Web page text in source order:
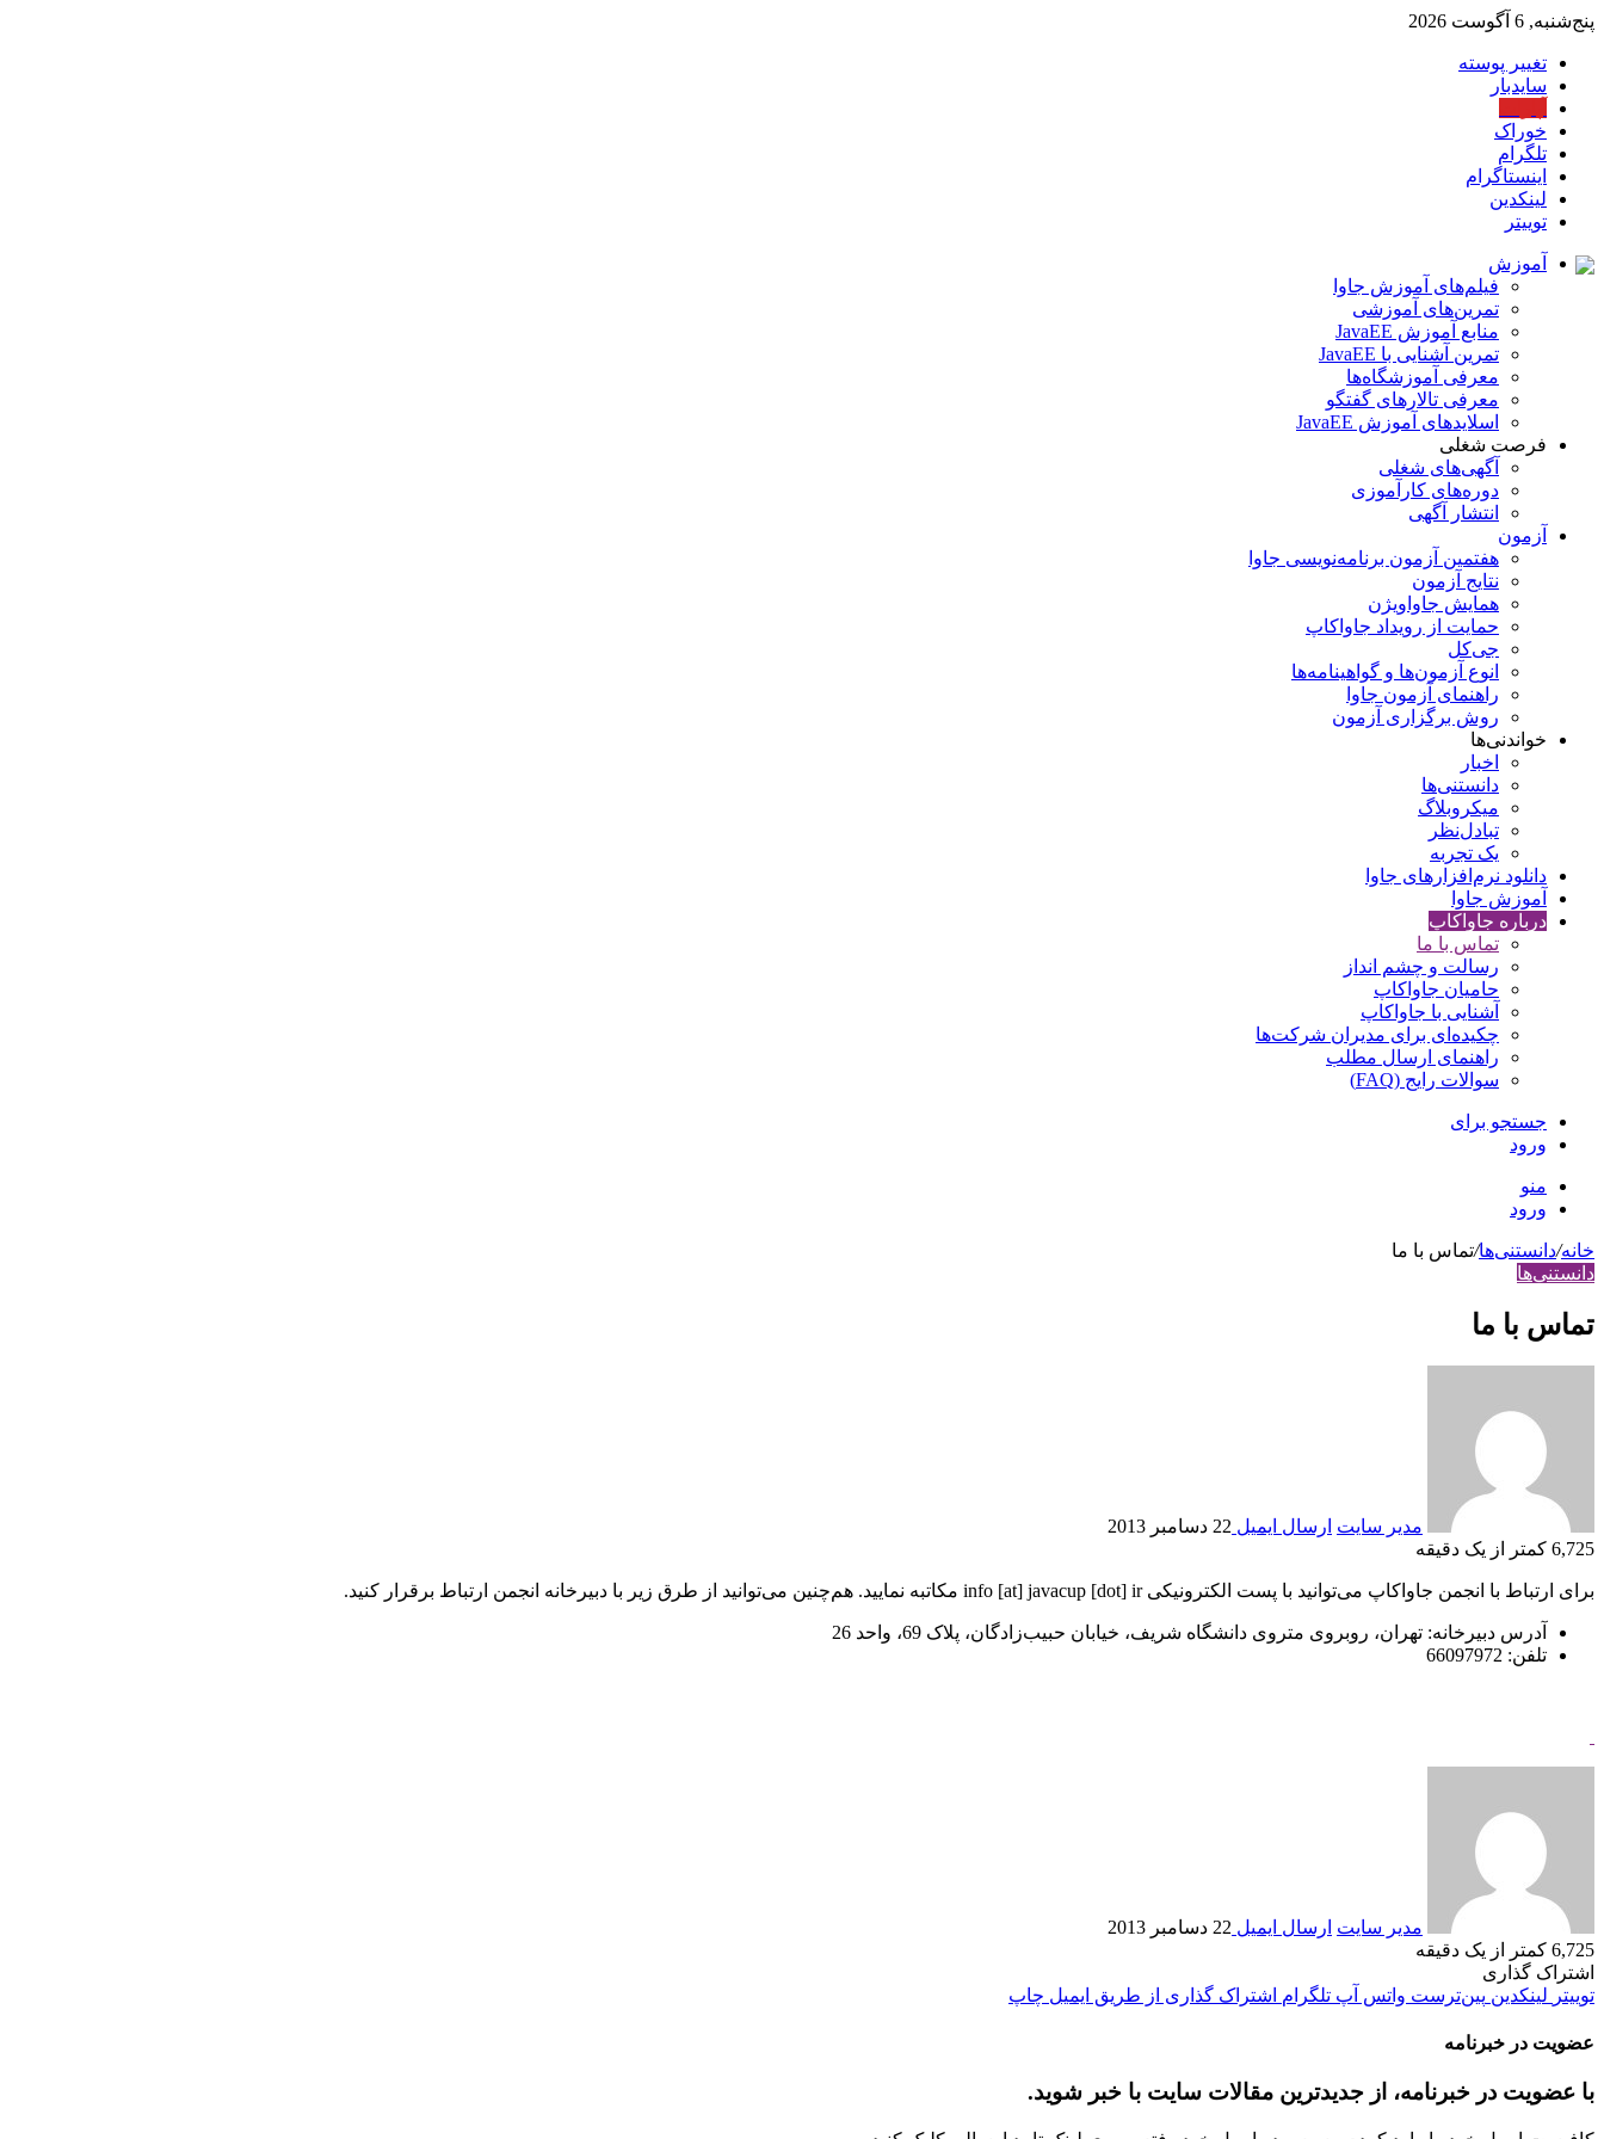
پنج‌شنبه, 6 آگوست 2026
تغییر پوسته
سایدبار
خوراک
تلگرام
اینستاگرام
لینکدین
توییتر
آموزش
فیلم‌های آموزش جاوا
تمرین‌های آموزشی
منابع آموزش JavaEE
تمرین آشنایی با JavaEE
معرفی آموزشگاه‌ها
معرفی تالارهای گفتگو
اسلایدهای آموزش JavaEE
فرصت شغلی
آگهی‌های شغلی
دوره‌های کارآموزی
انتشار آگهی
آزمون
هفتمین آزمون برنامه‌نویسی جاوا
نتایج آزمون
همایش جاواویژن
حمایت از رویداد جاواکاپ
جی‌کل
انوع آزمون‌ها و گواهینامه‌ها
راهنمای آزمون جاوا
روش برگزاری آزمون
خواندنی‌ها
اخبار
دانستنی‌ها
میکروبلاگ
تبادل‌نظر
یک تجربه
دانلود نرم‌افزارهای جاوا
آموزش جاوا
درباره جاواکاپ
تماس با ما
رسالت و چشم انداز
حامیان جاواکاپ
آشنایی با جاواکاپ
چکیده‌ای برای مدیران شرکت‌ها
راهنمای ارسال مطلب
سوالات رایج (FAQ)
جستجو برای
ورود
منو
ورود
خانه/دانستنی‌ها/تماس با ما
دانستنی‌ها
تماس با ما
مدير سايت ارسال ایمیل 22 دسامبر 2013
6,725 کمتر از یک دقیقه
برای ارتباط با انجمن جاواکاپ می‌توانید با پست الکترونیکیinfo [at] javacup [dot] ir مکاتبه نمایید. هم‌چنین می‌توانید از طرق زیر با دبیرخانه انجمن ارتباط برقرار کنید.
آدرس دبیرخانه: تهران، روبروی متروی دانشگاه شریف، خیابان حبیب‌زادگان، پلاک 69، واحد 26
تلفن: 66097972
مدير سايت ارسال ایمیل 22 دسامبر 2013
6,725 کمتر از یک دقیقه
اشتراک گذاری
توییتر لینکدین ‫پین‌ترست واتس آپ تلگرام اشتراک گذاری از طریق ایمیل چاپ
عضویت در خبرنامه
با عضویت در خبرنامه، از جدیدترین مقالات سایت با خبر شوید.